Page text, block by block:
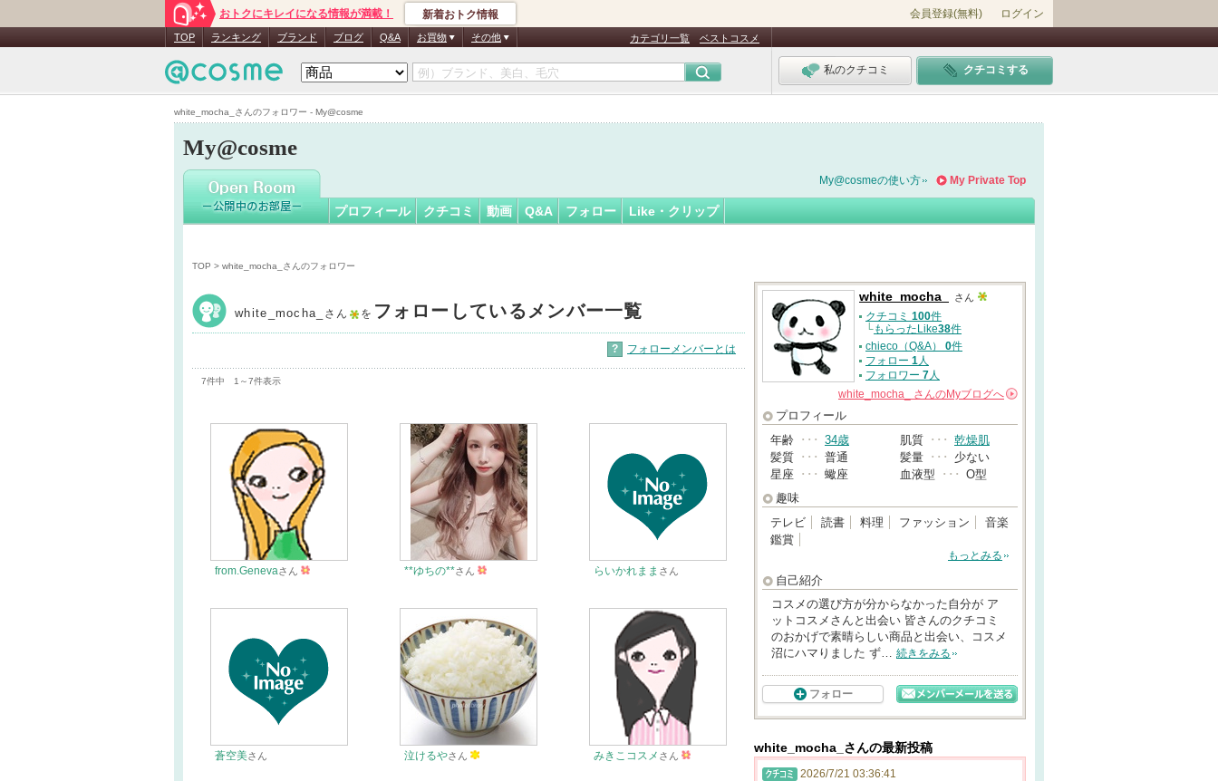
white_mocha_さんのフォロワー - My@cosme
おトクにキレイになる情報が満載！ 新着おトク情報 会員登録(無料) ログイン
TOP ランキング ブランド ブログ Q&A お買物 その他 カテゴリ一覧 ベストコスメ
私のクチコミ クチコミする
My@cosme
white_mocha_さん
My Private Top
My@cosmeの使い方
プロフィール クチコミ 動画 Q&A フォロー Like・クリップ
TOP > white_mocha_さんのフォロワー
white_mocha_ さん を フォローしているメンバー一覧
? フォローメンバーとは
7件中 1～7件表示
from.Genevaさん **ゆちの**さん らいかれまま さん
蒼空美さん 泣けるやさん みきこコスメ さん
white_mocha_ さん
クチコミ 100件
└もらったLike38件
chieco（Q&A） 0件
フォロー 1人
フォロワー 7人
white_mocha_
さんのMyブログへ
プロフィール
年齢 ･･･ 34歳 肌質 ･･･ 乾燥肌
髪質 ･･･ 普通 髪量 ･･･
少ない
星座 ･･･ 蠍座 血液型 ･･･ O型
趣味
テレビ
読書 料理 ファッション
音楽
鑑賞
もっとみる
自己紹介
コスメの選び方が分からなかった自分が ア
ットコスメさんと出会い 皆さんのクチコミ
のおかげで素晴らしい商品と出会い、コスメ
沼にハマりました ず… 続きをみる
フォロー
white_mocha_さんの最新投稿
2026/7/21 03:36:41